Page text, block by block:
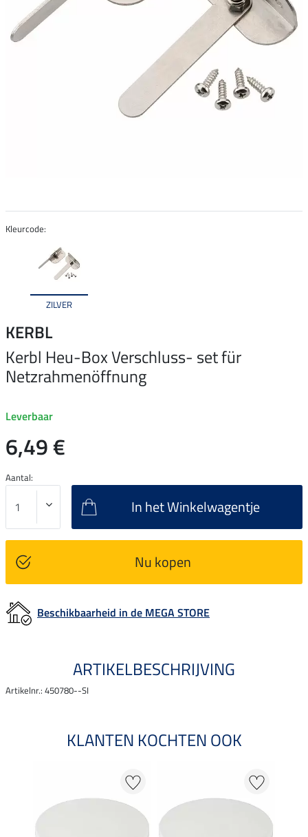
Kleurcode:
ZILVER
KERBL
Kerbl Heu-Box Verschluss- set für
Netzrahmenöffnung
Leverbaar
6,49 €
Aantal:
In het Winkelwagentje
Nu kopen
Beschikbaarheid in de MEGA STORE
ARTIKELBESCHRIJVING
Artikelnr.: 450780--SI
KLANTEN KOCHTEN OOK